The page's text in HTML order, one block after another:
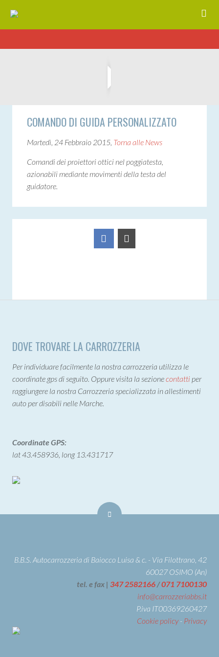
COMANDO DI GUIDA PERSONALIZZATO
Martedì, 24 Febbraio 2015, Torna alle News
Comandi dei proiettori ottici nel poggiatesta,
azionabili mediante movimenti della testa del
guidatore.
DOVE TROVARE LA CARROZZERIA
Per individuare facilmente la nostra carrozzeria utilizza le
coordinate gps di seguito. Oppure visita la sezionecontatti per
raggiungere la nostra Carrozzeria specializzata in allestimenti
auto per disabili nelle Marche.
Coordinate GPS:
lat 43.458936, long 13.431717
B.B.S. Autocarrozzeria di Baiocco Luisa & c. - Via Filottrano, 42
60027 OSIMO (An)
tel. e fax | 347 2582166/071 7100130
info@carrozzeriabbs.it
P.iva IT00369260427
Cookie policy- Privacy